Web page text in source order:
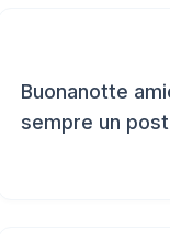
Buonanotte
sempre un